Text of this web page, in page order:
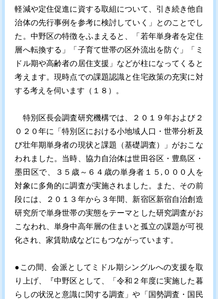
軽減や定住促進に資する取組について、引き続き他自
治体の先行事例を参考に検討していく」とのことでし
た。中野区の特徴をふまえると、「若年単身者を定住
層へ転換する」「子育て世帯の区外流出を防ぐ」「ミ
ドル期や高齢者の居住支援」などが柱になってくると
考えます。現時点での課題認識と住宅政策の充実に対
する考えを伺います（１８）。
特別区長会調査研究機構では、２０１９年および２
０２０年に「特別区における小地域人口・世帯分析及
び壮年期単身者の現状と課題（基礎調査）」がおこな
われました。当時、協力自治体は世田谷区・豊島区・
墨田区で、３５歳～６４歳の単身者１５,０００人を
対象に多角的に調査が実施されました。また、その前
段には、２０１３年から３年間、新宿区新宿自治創造
研究所で単身世帯の実態をテーマとした研究調査がお
こなわれ、単身中高年層の住まいと孤立の課題が可視
化され、家賃助成などにもつながっています。
●この間、会派としてミドル期シングルへの支援を取
り上げ、『中野区として、「令和２年度に実施した暮
らしの状況と意識に関する調査」や「国勢調査・国民